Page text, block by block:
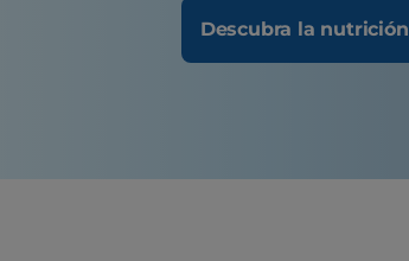
Descubra la nutrición